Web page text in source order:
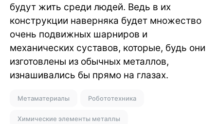
будут жить среди людей. Ведь в их
конструкции наверняка будет множество
очень подвижных шарниров и
механических суставов, которые, будь они
изготовлены из обычных металлов,
изнашивались бы прямо на глазах.
Метаматериалы Робототехника
Химические элементы металлы